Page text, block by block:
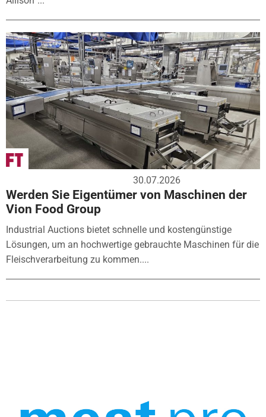
30.07.2026
Werden Sie Eigentümer von Maschinen der
Vion Food Group
Industrial Auctions bietet schnelle und kostengünstige
Lösungen, um an hochwertige gebrauchte Maschinen für die
Fleischverarbeitung zu kommen....